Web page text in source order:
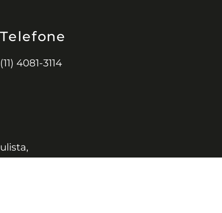
Telefone
(11) 4081-3114